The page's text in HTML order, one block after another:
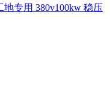
专用 380v100kw 稳压